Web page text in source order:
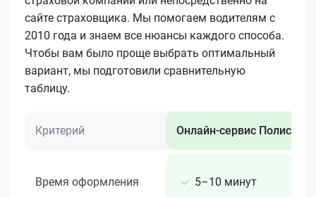
сайте страховщика. Мы помогаем водителям с
2010 года и знаем все нюансы каждого способа.
Чтобы вам было проще выбрать оптимальный
вариант, мы подготовили сравнительную
таблицу.
Критерий Онлайн-сервис Полис 812
Время оформления 5–10 минут